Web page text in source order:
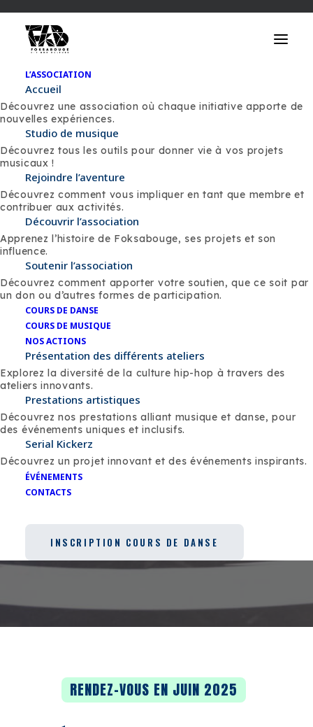
L’ASSOCIATION
Accueil
Découvrez une association où chaque initiative apporte de
nouvelles expériences.
Studio de musique
Découvrez tous les outils pour donner vie à vos projets
musicaux !
Rejoindre l’aventure
Découvrez comment vous impliquer en tant que membre et
contribuer aux activités.
Découvrir l’association
Apprenez l’histoire de Foksabouge, ses projets et son
influence.
Soutenir l’association
Découvrez comment apporter votre soutien, que ce soit par
un don ou d’autres formes de participation.
COURS DE DANSE
COURS DE MUSIQUE
NOS ACTIONS
Présentation des différents ateliers
Explorez la diversité de la culture hip-hop à travers des
ateliers innovants.
Prestations artistiques
Découvrez nos prestations alliant musique et danse, pour
des événements uniques et inclusifs.
Serial Kickerz
Découvrez un projet innovant et des événements inspirants.
ÉVÉNEMENTS
CONTACTS
INSCRIPTION COURS DE DANSE
FOKSABOUGE
SERIAL KICKERZ ORIGINAL
Le Serial Kickerz est un
festival Hip Hop majeur
dans le Sud-Ouest, avec une
compétition internationale
de breakdance réunissant
les meilleurs danseurs du
monde entier. L'événement
se déroule sur deux jours et
inclut un village de plus de
40 exposants le dimanche.
Depuis sa création il y a 8
ans, cet événement est
culture Hip Hop,
local en rassemblant divers
acteurs associatifs,
RENDEZ-VOUS EN JUIN 2025